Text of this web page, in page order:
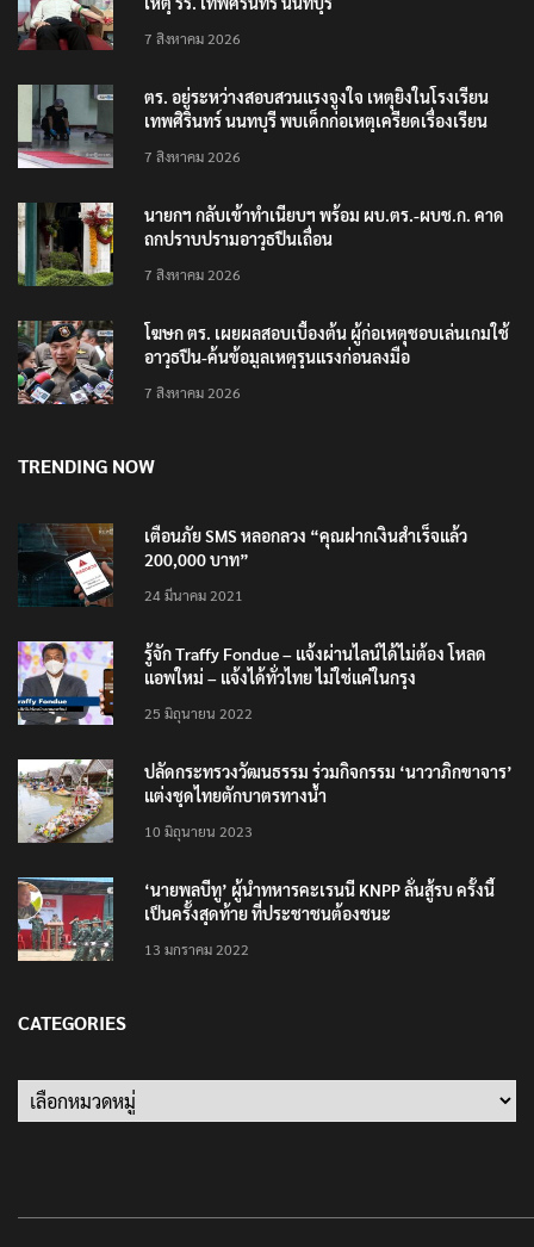
7 สิงหาคม 2026
ตร. อยู่ระหว่างสอบสวนแรงจูงใจ เหตุยิงในโรงเรียน
เทพศิรินทร์ นนทบุรี พบเด็กก่อเหตุเครียดเรื่องเรียน
7 สิงหาคม 2026
นายกฯ กลับเข้าทำเนียบฯ พร้อม ผบ.ตร.-ผบช.ก. คาด
ถกปราบปรามอาวุธปืนเถื่อน
7 สิงหาคม 2026
โฆษก ตร. เผยผลสอบเบื้องต้น ผู้ก่อเหตุชอบเล่นเกมใช้
อาวุธปืน-ค้นข้อมูลเหตุรุนแรงก่อนลงมือ
7 สิงหาคม 2026
TRENDING NOW
เตือนภัย SMS หลอกลวง “คุณฝากเงินสำเร็จแล้ว
200,000 บาท”
24 มีนาคม 2021
รู้จัก Traffy Fondue – แจ้งผ่านไลน์ได้ไม่ต้อง โหลด
แอพใหม่ – แจ้งได้ทั่วไทย ไม่ใช่แค่ในกรุง
25 มิถุนายน 2022
ปลัดกระทรวงวัฒนธรรม ร่วมกิจกรรม ‘นาวาภิกขาจาร’
แต่งชุดไทยตักบาตรทางน้ำ
10 มิถุนายน 2023
‘นายพลบีทู’ ผู้นำทหารคะเรนนี KNPP ลั่นสู้รบ ครั้งนี้
เป็นครั้งสุดท้าย ที่ประชาชนต้องชนะ
13 มกราคม 2022
CATEGORIES
Categories